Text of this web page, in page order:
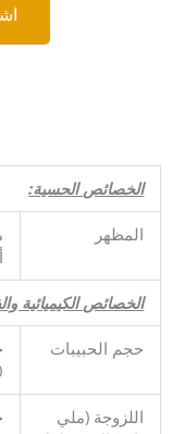
الخصائص الحسية:
المظهر
الخصائص الكيميائية
حجم الحبيبات
اللزوجة (ملي